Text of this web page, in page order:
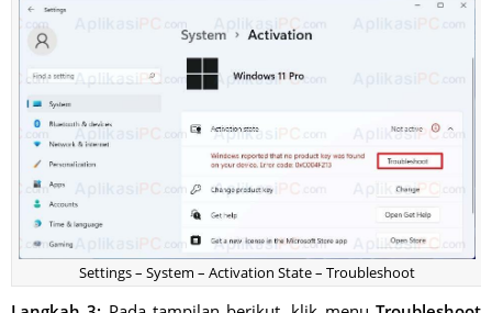
Settings – System – Activation State – Troubleshoot